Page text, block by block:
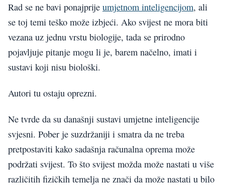
Rad se ne bavi ponajprije umjetnom inteligencijom, ali
se toj temi teško može izbjeći. Ako svijest ne mora biti
vezana uz jednu vrstu biologije, tada se prirodno
pojavljuje pitanje mogu li je, barem načelno, imati i
sustavi koji nisu biološki.
Autori tu ostaju oprezni.
Ne tvrde da su današnji sustavi umjetne inteligencije
svjesni. Pober je suzdržaniji i smatra da ne treba
pretpostaviti kako sadašnja računalna oprema može
podržati svijest. To što svijest možda može nastati u više
različitih fizičkih temelja ne znači da može nastati u bilo